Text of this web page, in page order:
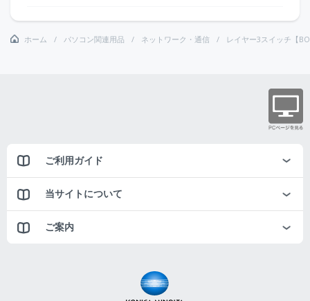
ホーム パソコン関連用品 ネットワーク・通信 レイヤー3スイッチ【
ご利用ガイド
当サイトについて
ご案内